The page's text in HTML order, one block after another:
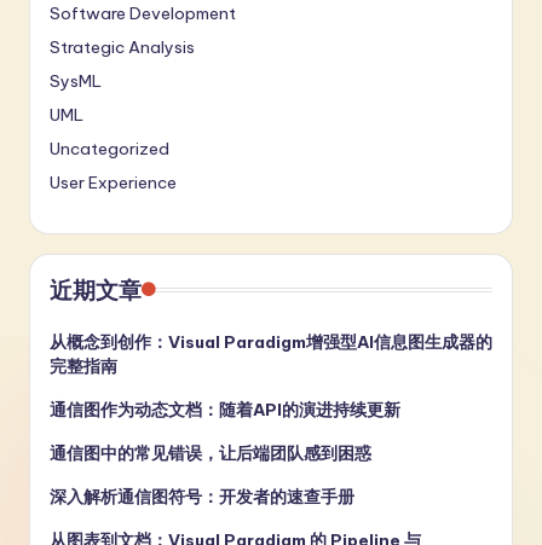
Software Development
Strategic Analysis
SysML
UML
Uncategorized
User Experience
近期文章
从概念到创作：Visual Paradigm增强型AI信息图生成器的
完整指南
通信图作为动态文档：随着API的演进持续更新
通信图中的常见错误，让后端团队感到困惑
深入解析通信图符号：开发者的速查手册
从图表到文档：Visual Paradigm 的 Pipeline 与